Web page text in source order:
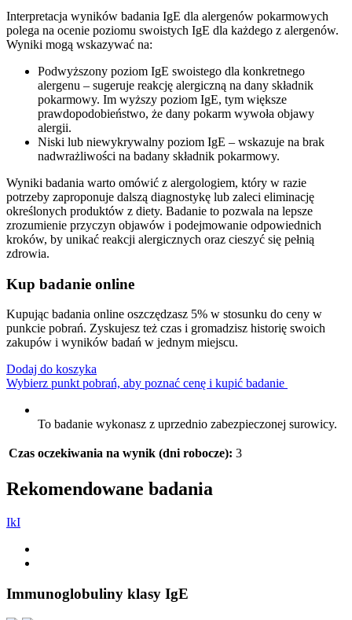
Interpretacja wyników badania IgE dla alergenów pokarmowych
polega na ocenie poziomu swoistych IgE dla każdego z alergenów.
Wyniki mogą wskazywać na:
Podwyższony poziom IgE swoistego dla konkretnego
alergenu – sugeruje reakcję alergiczną na dany składnik
pokarmowy. Im wyższy poziom IgE, tym większe
prawdopodobieństwo, że dany pokarm wywoła objawy
alergii.
Niski lub niewykrywalny poziom IgE – wskazuje na brak
nadwrażliwości na badany składnik pokarmowy.
Wyniki badania warto omówić z alergologiem, który w razie
potrzeby zaproponuje dalszą diagnostykę lub zaleci eliminację
określonych produktów z diety. Badanie to pozwala na lepsze
zrozumienie przyczyn objawów i podejmowanie odpowiednich
kroków, by unikać reakcji alergicznych oraz cieszyć się pełnią
zdrowia.
Kup badanie online
Kupując badania online oszczędzasz 5% w stosunku do ceny w
punkcie pobrań. Zyskujesz też czas i gromadzisz historię swoich
zakupów i wyników badań w jednym miejscu.
Dodaj do koszyka
Wybierz punkt pobrań, aby poznać cenę i kupić badanie
To badanie wykonasz z uprzednio zabezpieczonej surowicy.
Czas oczekiwania na wynik (dni robocze): 3
Rekomendowane badania
IkI
Immunoglobuliny klasy IgE